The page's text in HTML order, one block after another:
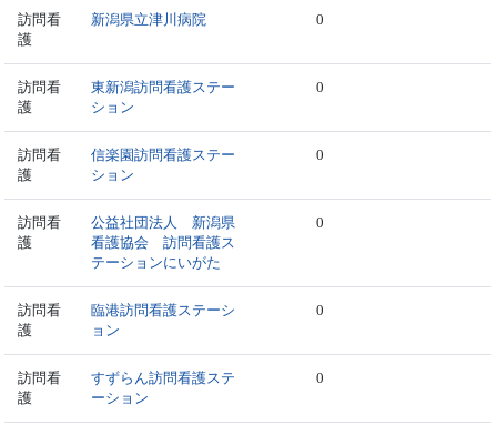
訪問看
護
新潟県立津川病院 0
訪問看
護
東新潟訪問看護ステー
ション
0
訪問看
護
信楽園訪問看護ステー
ション
0
訪問看
護
公益社団法人 新潟県
看護協会 訪問看護ス
テーションにいがた
0
訪問看
護
臨港訪問看護ステーシ
ョン
0
訪問看
護
すずらん訪問看護ステ
ーション
0